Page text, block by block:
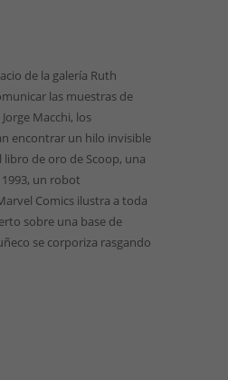
de la galería Ruth
las muestras de
Macchi, los
encontrar un hilo invisible
libro de oro de Scoop, una
un robot
Comics ilustra a toda
sobre una base de
se corporiza rasgando